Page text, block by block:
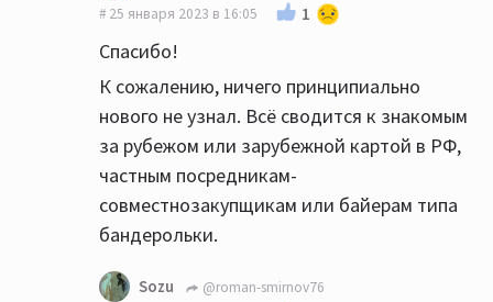
25 января 2023 в 16:05
1
Спасибо!
К сожалению, ничего принципиально
нового не узнал. Всё сводится к знакомым
за рубежом или зарубежной картой в РФ,
частным посредникам-
совместнозакупщикам или байерам типа
бандерольки.
Sozu
@roman-smirnov76